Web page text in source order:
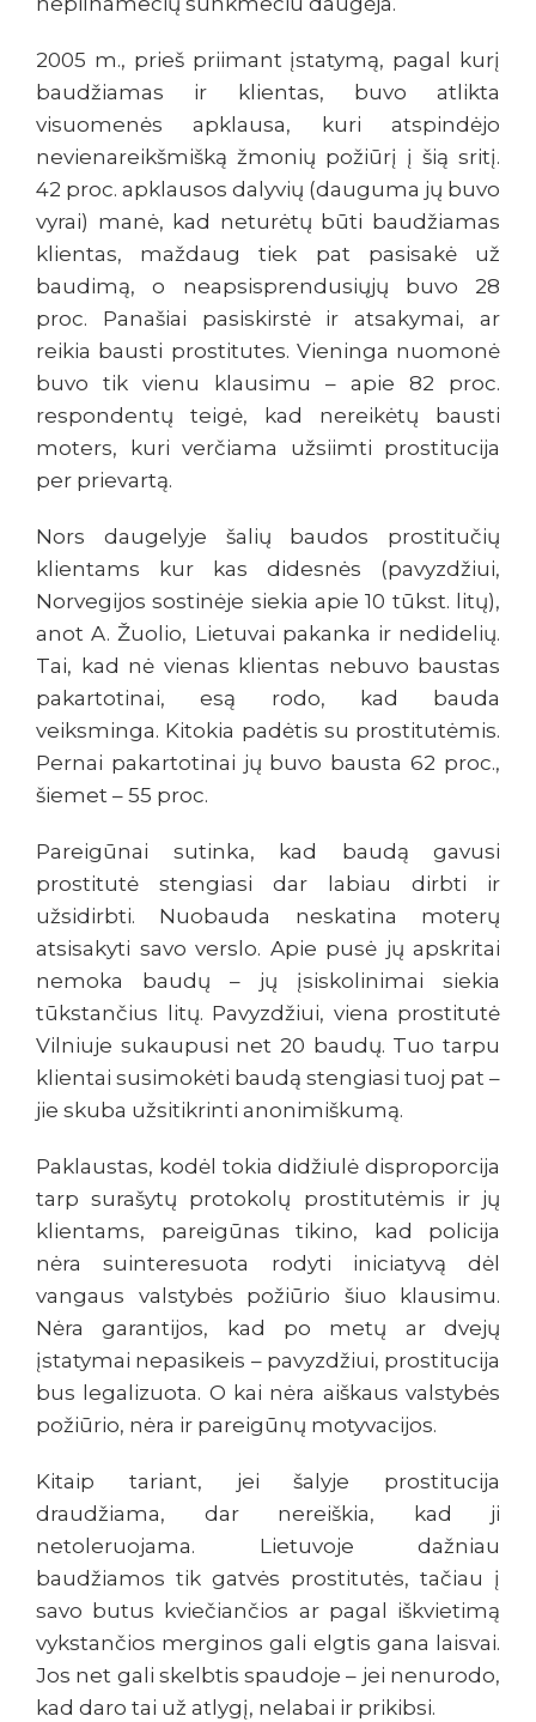
2005 m., prieš priimant įstatymą, pagal kurį
baudžiamas ir klientas, buvo atlikta
visuomenės apklausa, kuri atspindėjo
nevienareikšmišką žmonių požiūrį į šią sritį.
42 proc. apklausos dalyvių (dauguma jų buvo
vyrai) manė, kad neturėtų būti baudžiamas
klientas, maždaug tiek pat pasisakė už
baudimą, o neapsisprendusiųjų buvo 28
proc. Panašiai pasiskirstė ir atsakymai, ar
reikia bausti prostitutes. Vieninga nuomonė
buvo tik vienu klausimu – apie 82 proc.
respondentų teigė, kad nereikėtų bausti
moters, kuri verčiama užsiimti prostitucija
per prievartą.
Nors daugelyje šalių baudos prostitučių
klientams kur kas didesnės (pavyzdžiui,
Norvegijos sostinėje siekia apie 10 tūkst. litų),
anot A. Žuolio, Lietuvai pakanka ir nedidelių.
Tai, kad nė vienas klientas nebuvo baustas
pakartotinai, esą rodo, kad bauda
veiksminga. Kitokia padėtis su prostitutėmis.
Pernai pakartotinai jų buvo bausta 62 proc.,
šiemet – 55 proc.
Pareigūnai sutinka, kad baudą gavusi
prostitutė stengiasi dar labiau dirbti ir
užsidirbti. Nuobauda neskatina moterų
atsisakyti savo verslo. Apie pusė jų apskritai
nemoka baudų – jų įsiskolinimai siekia
tūkstančius litų. Pavyzdžiui, viena prostitutė
Vilniuje sukaupusi net 20 baudų. Tuo tarpu
klientai susimokėti baudą stengiasi tuoj pat –
jie skuba užsitikrinti anonimiškumą.
Paklaustas, kodėl tokia didžiulė disproporcija
tarp surašytų protokolų prostitutėmis ir jų
klientams, pareigūnas tikino, kad policija
nėra suinteresuota rodyti iniciatyvą dėl
vangaus valstybės požiūrio šiuo klausimu.
Nėra garantijos, kad po metų ar dvejų
įstatymai nepasikeis – pavyzdžiui, prostitucija
bus legalizuota. O kai nėra aiškaus valstybės
požiūrio, nėra ir pareigūnų motyvacijos.
Kitaip tariant, jei šalyje prostitucija
draudžiama, dar nereiškia, kad ji
netoleruojama. Lietuvoje dažniau
baudžiamos tik gatvės prostitutės, tačiau į
savo butus kviečiančios ar pagal iškvietimą
vykstančios merginos gali elgtis gana laisvai.
Jos net gali skelbtis spaudoje – jei nenurodo,
kad daro tai už atlygį, nelabai ir prikibsi.